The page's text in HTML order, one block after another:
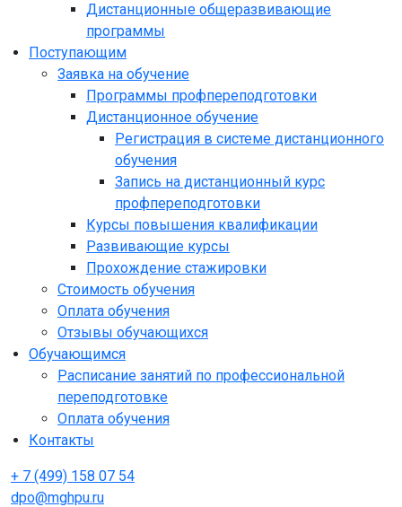
Дистанционные общеразвивающие
программы
Поступающим
Заявка на обучение
Программы профпереподготовки
Дистанционное обучение
Регистрация в системе дистанционного
обучения
Запись на дистанционный курс
профпереподготовки
Курсы повышения квалификации
Развивающие курсы
Прохождение стажировки
Стоимость обучения
Оплата обучения
Отзывы обучающихся
Обучающимся
Расписание занятий по профессиональной
переподготовке
Оплата обучения
Контакты
+ 7 (499) 158 07 54
dpo@mghpu.ru